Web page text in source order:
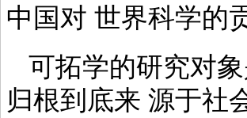
中国对 世界科学的
可拓学的研究对
归根到底来 源于社